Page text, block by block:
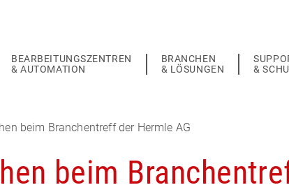
BEARBEITUNGSZENTREN
& AUTOMATION
BRANCHEN
& LÖSUNGEN
&
beim Branchentreff der Hermle AG
beim